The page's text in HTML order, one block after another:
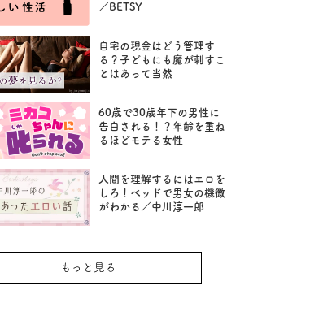
／BETSY
自宅の現金はどう管理す
る？子どもにも魔が刺すこ
とはあって当然
60歳で30歳年下の男性に
告白される！？年齢を重ね
るほどモテる女性
人間を理解するにはエロを
しろ！ベッドで男女の機微
がわかる／中川淳一郎
もっと見る